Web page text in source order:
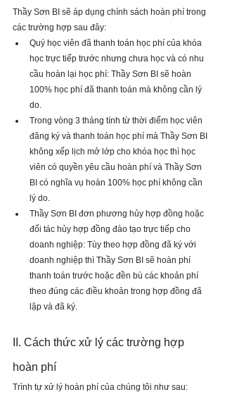
Thầy Sơn BI sẽ áp dụng chính sách hoàn phí trong
các trường hợp sau đây:
Quý học viên đã thanh toán học phí của khóa
học trực tiếp trước nhưng chưa học và có nhu
cầu hoàn lại học phí: Thầy Sơn BI sẽ hoàn
100% học phí đã thanh toán mà không cần lý
do.
Trong vòng 3 tháng tính từ thời điểm học viên
đăng ký và thanh toán học phí mà Thầy Sơn BI
không xếp lịch mở lớp cho khóa học thì học
viên có quyền yêu cầu hoàn phí và Thầy Sơn
BI có nghĩa vụ hoàn 100% học phí không cần
lý do.
Thầy Sơn BI đơn phương hủy hợp đồng hoặc
đối tác hủy hợp đồng đào tạo trực tiếp cho
doanh nghiệp: Tùy theo hợp đồng đã ký với
doanh nghiệp thì Thầy Sơn BI sẽ hoàn phí
thanh toán trước hoặc đền bù các khoản phí
theo đúng các điều khoản trong hợp đồng đã
lập và đã ký.
II. Cách thức xử lý các trường hợp
hoàn phí
Trình tự xử lý hoàn phí của chúng tôi như sau: